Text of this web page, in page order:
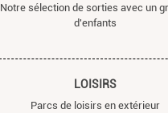
Notre sélection de sorties avec un
d'enfants
LOISIRS
Parcs de loisirs en extérieur